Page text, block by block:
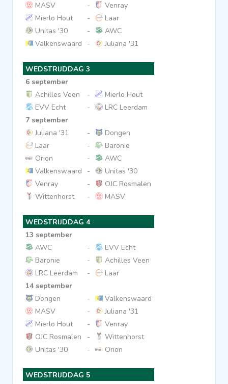
Overige links
MASV
-
Venray
Mierlo Hout
-
Laar
Unitas '30
-
AWC
Valkenswaard
- Juliana '31
WEDSTRIJDDAG 3
6 september
Achilles Veen
-
Mierlo Hout
EVV Echt
-
LRC Leerdam
7 september
Juliana '31
-
Dongen
Laar
-
Baronie
Orion
-
AWC
Valkenswaard
-
Unitas '30
Venray
-
OJC Rosmalen
Wittenhorst
- MASV
WEDSTRIJDDAG 4
13 september
AWC
-
EVV Echt
Baronie
-
Achilles Veen
LRC Leerdam
-
Laar
14 september
Dongen
-
Valkenswaard
MASV
-
Juliana '31
Mierlo Hout
-
Venray
OJC Rosmalen
-
Wittenhorst
Unitas '30
- Orion
WEDSTRIJDDAG 5